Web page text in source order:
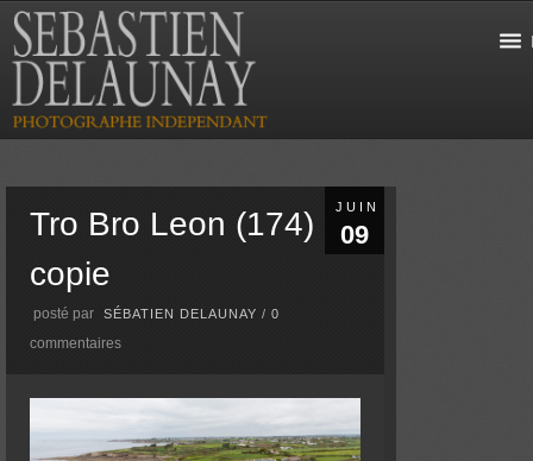
JUIN
09
Tro Bro Leon (174)
copie
posté par SÉBATIEN DELAUNAY /0
commentaires